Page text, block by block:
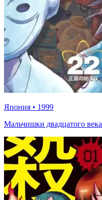
Япония • 1999
Мальчишки двадцатого века